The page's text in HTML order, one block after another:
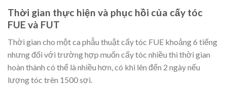
Thời gian thực hiện và phục hồi của cấy tóc
FUE và FUT
Thời gian cho một ca phẫu thuật cấy tóc FUE khoảng 6 tiếng
nhưng đối với trường hợp muốn cấy tóc nhiều thì thời gian
hoàn thành có thể là nhiều hơn, có khi lên đến 2 ngày nếu
lượng tóc trên 1500 sợi.